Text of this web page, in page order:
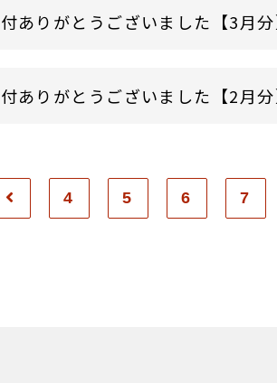
ありがとうございました【3月分
ありがとうございました【2月分
4 5 6 7